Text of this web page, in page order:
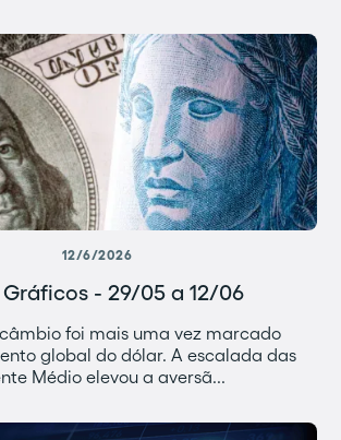
12/6/2026
- 29/05 a 12/06
foi mais uma vez marcado
global do dólar. A escalada das
Médio elevou a aversã...